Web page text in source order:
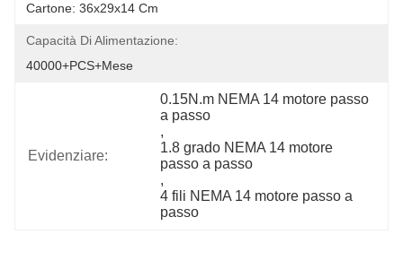
Cartone: 36x29x14 Cm
Capacità Di Alimentazione:
40000+PCS+Mese
Evidenziare:
0.15N.m NEMA 14 motore passo
a passo
,
1.8 grado NEMA 14 motore
passo a passo
,
4 fili NEMA 14 motore passo a
passo